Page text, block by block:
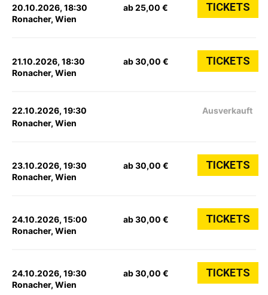
20.10.2026, 18:30
Ronacher, Wien
ab 25,00 € TICKETS
21.10.2026, 18:30
Ronacher, Wien
ab 30,00 € TICKETS
22.10.2026, 19:30
Ronacher, Wien
Ausverkauft
23.10.2026, 19:30
Ronacher, Wien
ab 30,00 € TICKETS
24.10.2026, 15:00
Ronacher, Wien
ab 30,00 € TICKETS
24.10.2026, 19:30
Ronacher, Wien
ab 30,00 € TICKETS